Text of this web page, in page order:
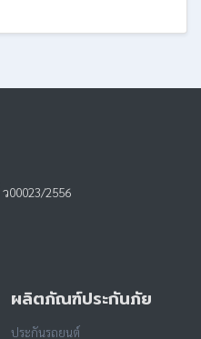
ว00023/2556
ผลิตภัณฑ์ประกันภัย
ประกันรถยนต์